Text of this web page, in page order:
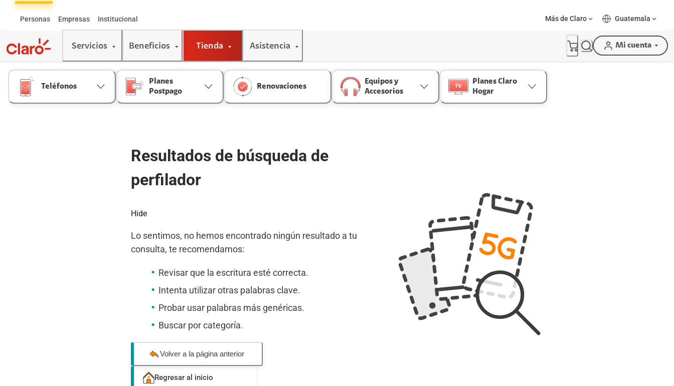
Personas Empresas Institucional Más de Claro Guatemala
Servicios Beneficios Tienda Asistencia Mi cuenta
Teléfonos
Planes
Postpago
Renovaciones
Equipos y
Accesorios
Planes Claro
Hogar
Resultados de búsqueda de
perfilador
Hide
Lo sentimos, no hemos encontrado ningún resultado a tu
consulta, te recomendamos:
Revisar que la escritura esté correcta.
Intenta utilizar otras palabras clave.
Probar usar palabras más genéricas.
Buscar por categoría.
Volver a la página anterior
Regresar al inicio